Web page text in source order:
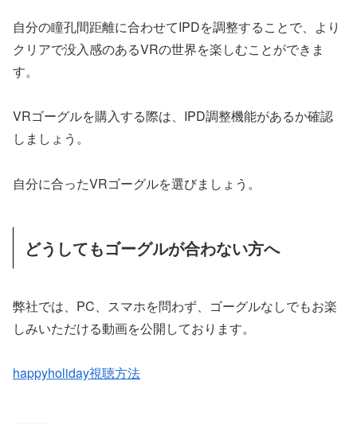
自分の瞳孔間距離に合わせてIPDを調整することで、より
クリアで没入感のあるVRの世界を楽しむことができま
す。
VRゴーグルを購入する際は、IPD調整機能があるか確認
しましょう。
自分に合ったVRゴーグルを選びましょう。
どうしてもゴーグルが合わない方へ
弊社では、PC、スマホを問わず、ゴーグルなしでもお楽
しみいただける動画を公開しております。
happyholiday視聴方法